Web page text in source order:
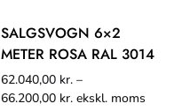
SALGSVOGN 6×2
METER ROSA RAL 3014
62.040,00 kr. –
66.200,00 kr. ekskl. moms